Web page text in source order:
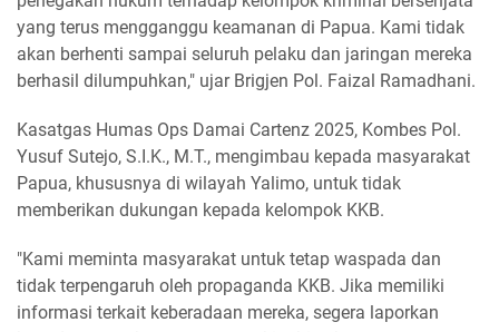
yang terus mengganggu keamanan di Papua. Kami tidak
akan berhenti sampai seluruh pelaku dan jaringan mereka
berhasil dilumpuhkan," ujar Brigjen Pol. Faizal Ramadhani.
Kasatgas Humas Ops Damai Cartenz 2025, Kombes Pol.
Yusuf Sutejo, S.I.K., M.T., mengimbau kepada masyarakat
Papua, khususnya di wilayah Yalimo, untuk tidak
memberikan dukungan kepada kelompok KKB.
"Kami meminta masyarakat untuk tetap waspada dan
tidak terpengaruh oleh propaganda KKB. Jika memiliki
informasi terkait keberadaan mereka, segera laporkan